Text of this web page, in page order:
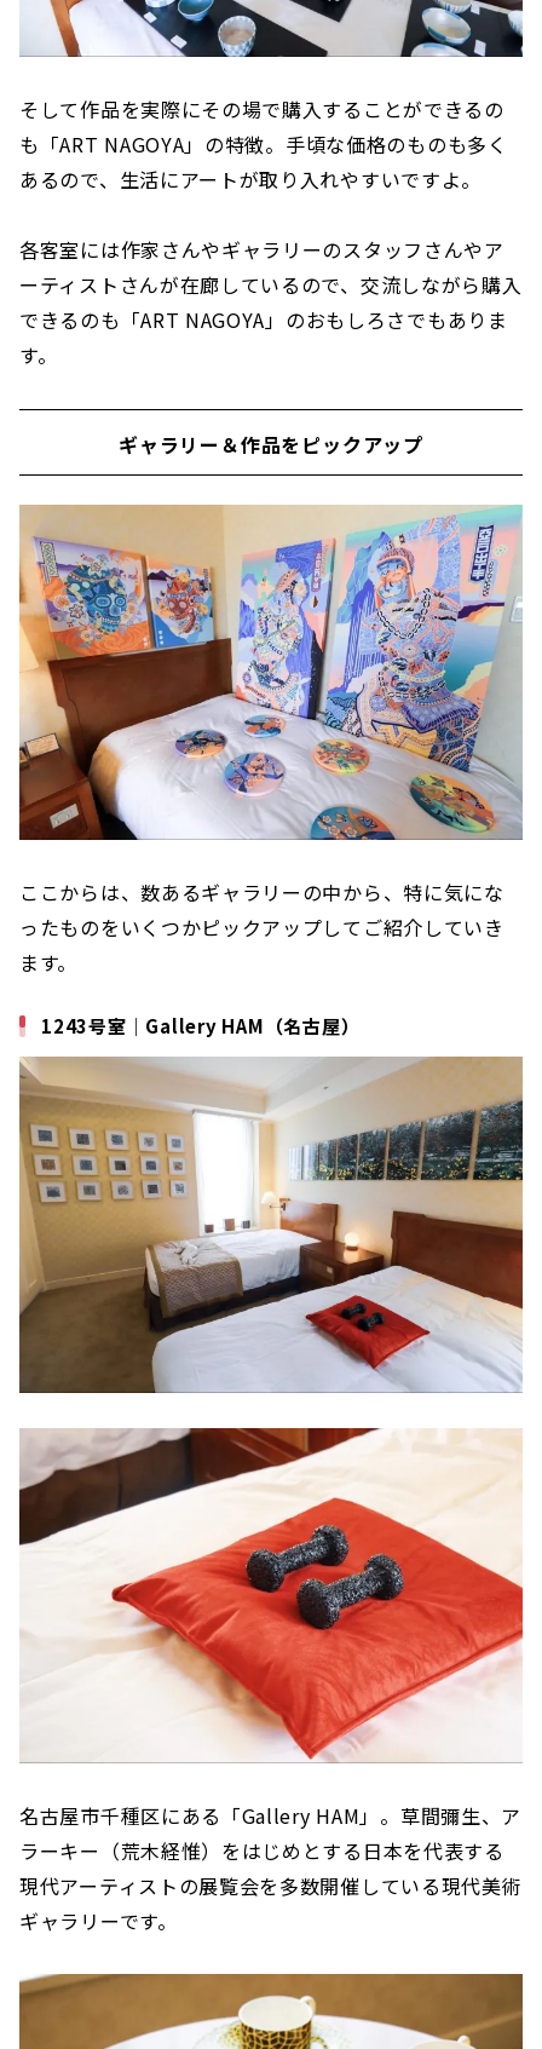
そして作品を実際にその場で購入することができるの
も「ART NAGOYA」の特徴。手頃な価格のものも多く
あるので、生活にアートが取り入れやすいですよ。
各客室には作家さんやギャラリーのスタッフさんやア
ーティストさんが在廊しているので、交流しながら購入
できるのも「ART NAGOYA」のおもしろさでもありま
す。
ギャラリー＆作品をピックアップ
ここからは、数あるギャラリーの中から、特に気にな
ったものをいくつかピックアップしてご紹介していき
ます。
1243号室｜Gallery HAM（名古屋）
名古屋市千種区にある「Gallery HAM」。草間彌生、ア
ラーキー（荒木経惟）をはじめとする日本を代表する
現代アーティストの展覧会を多数開催している現代美術
ギャラリーです。